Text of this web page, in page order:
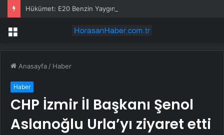
Hükümet: E20 Benzin Yaygın Motor Arızasına Yol Açmadı
Menü
Anasayfa / Haber
Haber
CHP İzmir İl Başkanı Şenol
Aslanoğlu Urla’yı ziyaret etti